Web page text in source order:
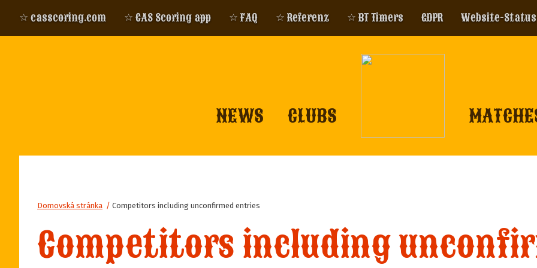
☆ casscoring.com ☆ CAS Scoring app ☆ FAQ ☆ Referenz ☆ BT Timers GDPR Website-Status
CLUBS
NEWS
Domovská stránka / Competitors including unconfirmed entries
Competitors including